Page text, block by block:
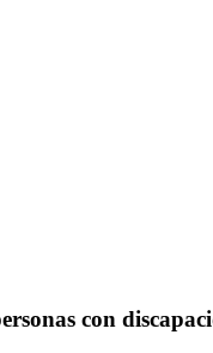
con